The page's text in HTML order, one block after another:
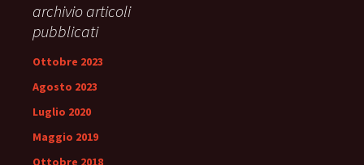
archivio articoli
pubblicati
Ottobre 2023
Agosto 2023
Luglio 2020
Maggio 2019
Ottobre 2018